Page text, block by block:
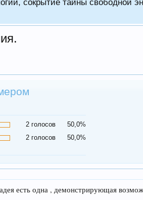
сокрытие тайны свободной
2 голосов
50,0%
2 голосов 50,0%
есть одна , демонстрирующая